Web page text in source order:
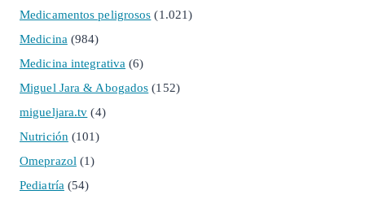
Medicamentos peligrosos (1.021)
Medicina (984)
Medicina integrativa (6)
Miguel Jara & Abogados (152)
migueljara.tv (4)
Nutrición (101)
Omeprazol (1)
Pediatría (54)